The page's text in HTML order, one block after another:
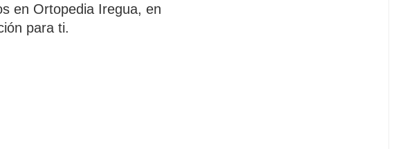
en Ortopedia Iregua, en
para ti.